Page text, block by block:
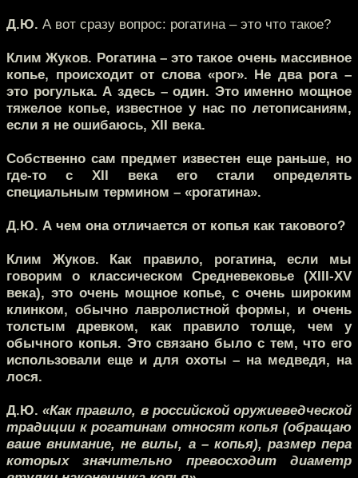
Д.Ю. А вот сразу вопрос: рогатина – это что такое?
Клим Жуков. Рогатина – это такое очень массивное
копье, происходит от слова «рог». Не два рога –
это рогулька. А здесь – один. Это именно мощное
тяжелое копье, известное у нас по летописаниям,
если я не ошибаюсь, XII века.
Собственно сам предмет известен еще раньше, но
где-то с XII века его стали определять
специальным термином – «рогатина».
Д.Ю. А чем она отличается от копья как такового?
Клим Жуков. Как правило, рогатина, если мы
говорим о классическом Средневековье (XIII-XV
века), это очень мощное копье, с очень широким
клинком, обычно лавролистной формы, и очень
толстым древком, как правило толще, чем у
обычного копья. Это связано было с тем, что его
использовали еще и для охоты – на медведя, на
лося.
Д.Ю.«Как правило, в российской оружиеведческой
традиции к рогатинам относят копья (обращаю
ваше внимание, не вилы, а – копья), размер пера
которых значительно превосходит диаметр